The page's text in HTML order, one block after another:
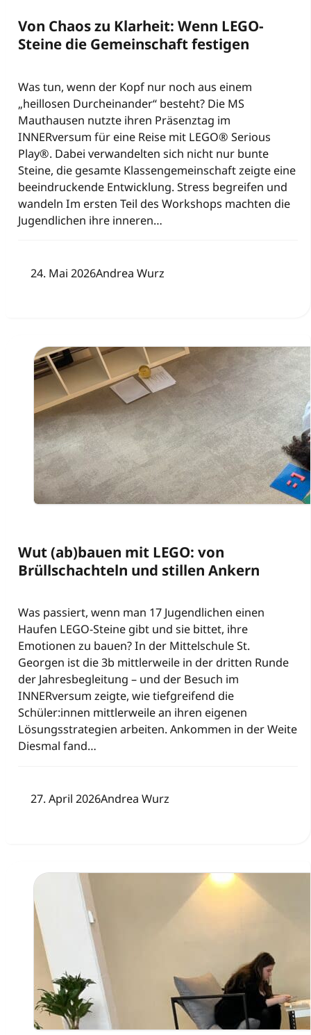
Von Chaos zu Klarheit: Wenn LEGO-
Steine die Gemeinschaft festigen
Was tun, wenn der Kopf nur noch aus einem
„heillosen Durcheinander“ besteht? Die MS
Mauthausen nutzte ihren Präsenztag im
INNERversum für eine Reise mit LEGO® Serious
Play®. Dabei verwandelten sich nicht nur bunte
Steine, die gesamte Klassengemeinschaft zeigte eine
beeindruckende Entwicklung. Stress begreifen und
wandeln Im ersten Teil des Workshops machten die
Jugendlichen ihre inneren…
24. Mai 2026Andrea Wurz
Wut (ab)bauen mit LEGO: von
Brüllschachteln und stillen Ankern
Was passiert, wenn man 17 Jugendlichen einen
Haufen LEGO-Steine gibt und sie bittet, ihre
Emotionen zu bauen? In der Mittelschule St.
Georgen ist die 3b mittlerweile in der dritten Runde
der Jahresbegleitung – und der Besuch im
INNERversum zeigte, wie tiefgreifend die
Schüler:innen mittlerweile an ihren eigenen
Lösungsstrategien arbeiten. Ankommen in der Weite
Diesmal fand…
27. April 2026Andrea Wurz